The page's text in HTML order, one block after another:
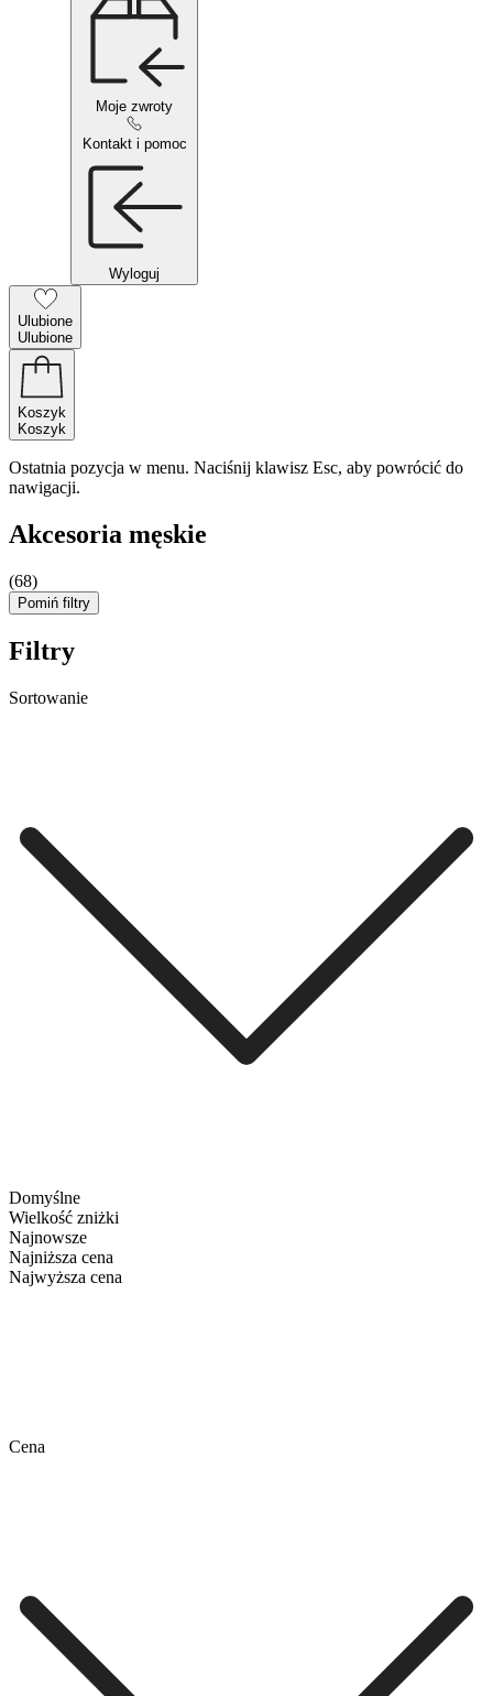
Moje zwroty
Kontakt i pomoc
Wyloguj
Ulubione
Ulubione
Koszyk
Koszyk
Ostatnia pozycja w menu. Naciśnij klawisz Esc, aby powrócić do
nawigacji.
Akcesoria męskie
(68)
Pomiń filtry
Filtry
Sortowanie
Domyślne
Wielkość zniżki
Najnowsze
Najniższa cena
Najwyższa cena
Cena